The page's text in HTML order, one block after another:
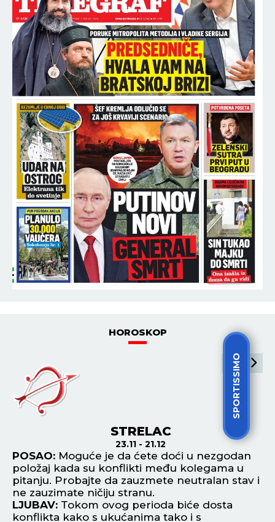
SPORTISSIMO
IMA POVREĐENIH! Lančani sudar na Gazeli -
ogromna gužva u smeru ka Nišu!
16:45
TEA TAIROVIĆ SA MUŽEM DOŽIVELA UDES:
Automobil skroz smrskan - ovo su detalji jezivog
događaja!
16:45
SERGEJ TRIFUNOVIĆ STIGAO U POLICIJSKU
STANICU NAKON HAOSA SA ŽENOM! Republika
ekskluzivno otkriva DETALJE SKANDALA - evo šta
se desilo! (VIDEO)
16:45
SNIMAK STANIJE DOBROJEVIĆ SE PROŠIRIO
MUNJEVITOM BRZINOM, OVO JE SRUŠILO
INTERNET! Šok-potez nakon skandala Maje i
Asmina!
16:35
ŠEST VOZILA UKRAO, DVA SLUPAO, POKUŠAO I OD
POLICIJE DA POBEGNE! Uhapšen kradljivac
POGLEDAJ SVE NAJNOVIJE VESTI